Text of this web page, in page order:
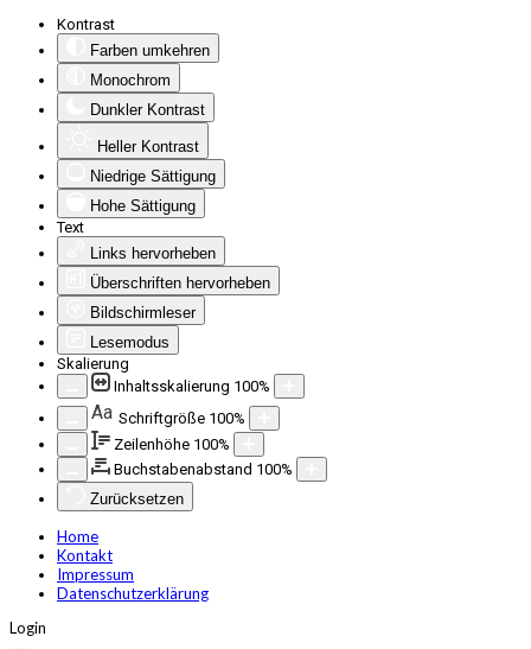
Kontrast
Farben umkehren
Monochrom
Dunkler Kontrast
Heller Kontrast
Niedrige Sättigung
Hohe Sättigung
Text
Links hervorheben
Überschriften hervorheben
Bildschirmleser
Lesemodus
Skalierung
Inhaltsskalierung 100%
Aa Schriftgröße 100%
Zeilenhöhe 100%
Buchstabenabstand 100%
Zurücksetzen
Home
Kontakt
Impressum
Datenschutzerklärung
Login